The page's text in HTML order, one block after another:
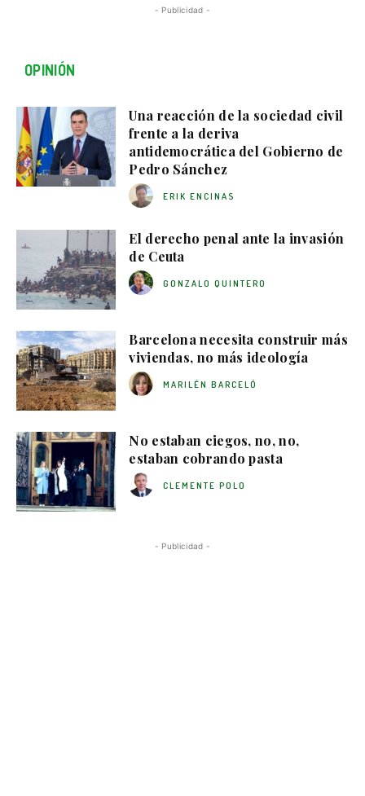
- Publicidad -
OPINIÓN
Una reacción de la sociedad civil
frente a la deriva
antidemocrática del Gobierno de
Pedro Sánchez
ERIK ENCINAS
El derecho penal ante la invasión
de Ceuta
GONZALO QUINTERO
Barcelona necesita construir más
viviendas, no más ideología
MARILÉN BARCELÓ
No estaban ciegos, no, no,
estaban cobrando pasta
CLEMENTE POLO
- Publicidad -